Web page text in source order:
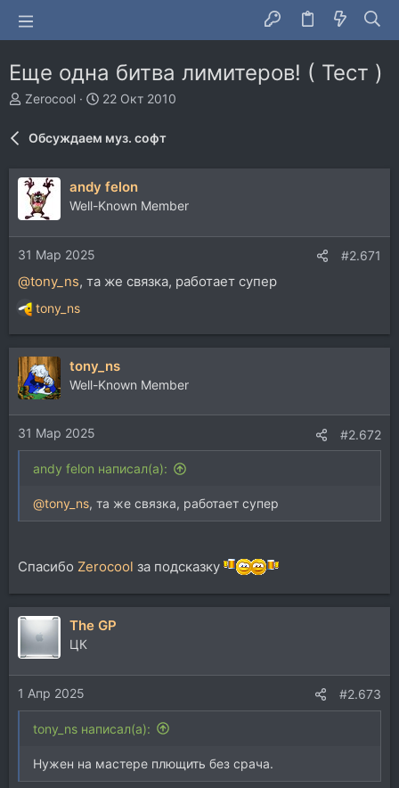
Еще одна битва лимитеров! ( Тест )
А
т
р
т
е
м
Zerocool
Д
н
а
ч
22 Окт 2010
Обсуждаем муз. софт
andy felon
Well-Known Member
31 Мар 2025 #2.671
@tony_ns, та же связка, работает супер
Р
е
а
к
ц
и
и
:
tony_ns
tony_ns
Well-Known Member
31 Мар 2025 #2.672
andy felon написал(а):
@tony_ns, та же связка, работает супер
Спасибо Zerocool за подсказку
The GP
ЦК
1 Апр 2025 #2.673
tony_ns написал(а):
Нужен на мастере плющить без срача.